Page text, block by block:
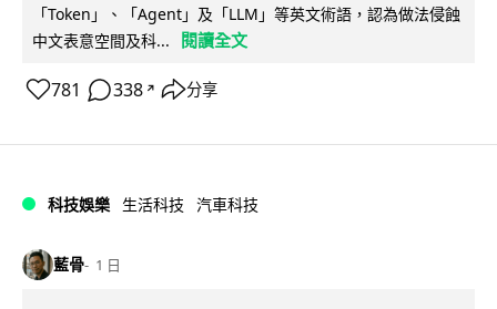
「Token」、「Agent」及「LLM」等英文術語，認為做法侵蝕
中文表意空間及科...
閱讀全文
781 338 ↗ 分享
科技娛樂 生活科技 汽車科技
藍骨 1 日